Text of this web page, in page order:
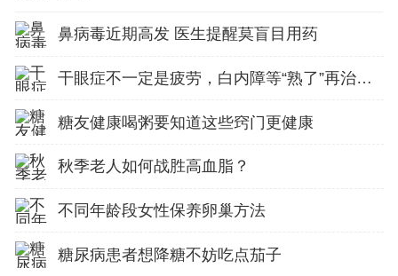
鼻病毒近期高发 医生提醒莫盲目用药
干眼症不一定是疲劳，白内障等“熟了”再治是误区
糖友健康喝粥要知道这些窍门更健康
秋季老人如何战胜高血脂？
不同年龄段女性保养卵巢方法
糖尿病患者想降糖不妨吃点茄子